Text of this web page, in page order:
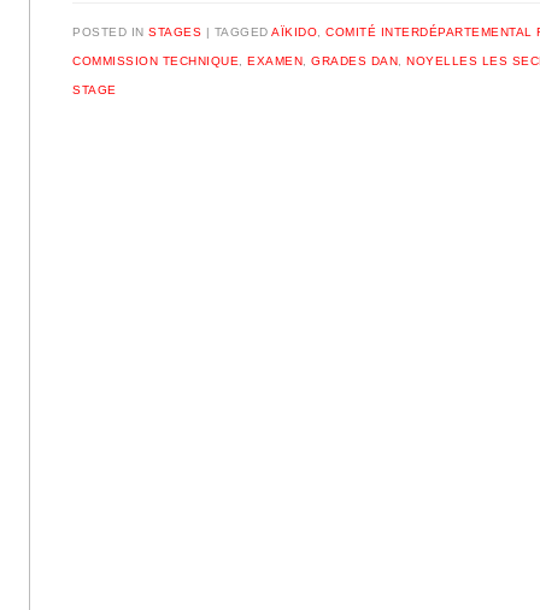
POSTED INSTAGES TAGGEDAÏKIDO ,COMITÉ INTERDÉPARTEMENTAL
COMMISSION TECHNIQUE ,EXAMEN ,GRADES DAN ,NOYELLES LES
STAGE